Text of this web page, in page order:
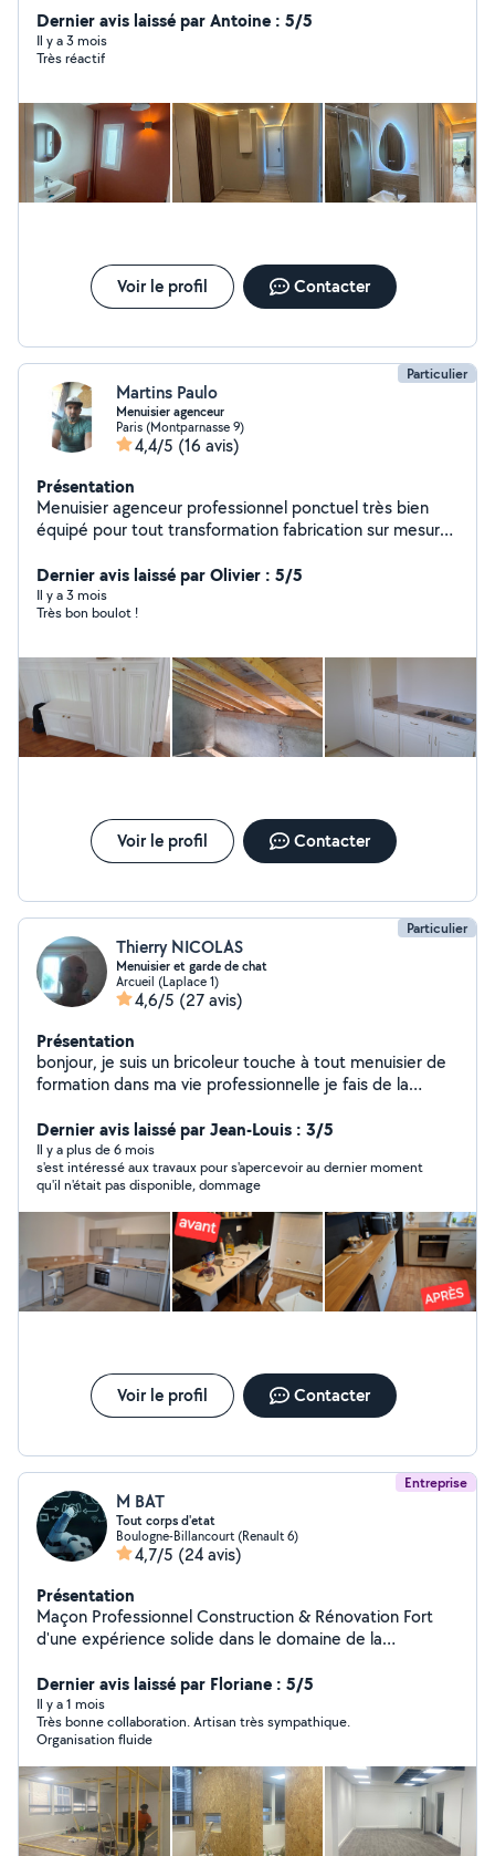
.ravalement .isolation .façade.
Dernier avis laissé par Antoine : 5/5
Il y a 3 mois
Très réactif
Voir le profil Contacter
Particulier
Martins Paulo
Menuisier agenceur
Paris (Montparnasse 9)
4,4/5 (16 avis)
Présentation
Menuisier agenceur professionnel ponctuel très bien
équipé pour tout transformation fabrication sur mesure
parquet porte fenêtre etc.terrasses bois .
Dernier avis laissé par Olivier : 5/5
Il y a 3 mois
Très bon boulot !
Voir le profil Contacter
Particulier
Thierry NICOLAS
Menuisier et garde de chat
Arcueil (Laplace 1)
4,6/5 (27 avis)
Présentation
bonjour, je suis un bricoleur touche à tout menuisier de
formation dans ma vie professionnelle je fais de la
roulant,carrelage,petite maçonnerie, peinture etc...)
j'aime le travail bien fait . Si je ne réponds pas à vos
demande privé, c'est que vous n'êtes pas dans mon
périmètre d'intervention, le site me bloque. Désolé
Dernier avis laissé par Jean-Louis : 3/5
Il y a plus de 6 mois
s'est intéressé aux travaux pour s'apercevoir au dernier moment
qu'il n'était pas disponible, dommage
Voir le profil Contacter
Entreprise
M BAT
Tout corps d'etat
Boulogne-Billancourt (Renault 6)
4,7/5 (24 avis)
Présentation
Maçon Professionnel Construction & Rénovation Fort
d'une expérience solide dans le domaine de la
pour tous vos travaux de construction, de rénovation et
d'aménagement extérieur. Que ce soit pour de petits
travaux ou de grands projets, je vous garantis un travail
soigné, durable et conforme à vos attentes. Prestations
proposées : Construction de murs, cloisons et
fondations Pose de briques, parpaings et pierres
Réalisation de dalles, terrasses et escaliers en béton
Enduits, crépis et ravalement de façade Petits travaux
Dernier avis laissé par Floriane : 5/5
Il y a 1 mois
Très bonne collaboration. Artisan très sympathique.
Organisation fluide